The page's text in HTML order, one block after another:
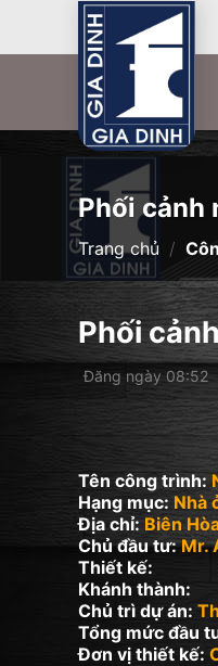
Phối cảnh
Trang chủ /
Phối
Đăng ngày 08:52
Tên công trình:
Hạng mục: Nhà
Địa chỉ: Biên
Chủ đầu tư:Mr.
Thiết kế:
Khánh thành:
Chủ trì dự án:
Tổng mức đầu
Đơn vị thiết kế: